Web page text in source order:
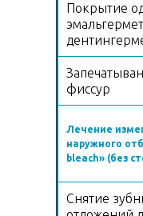
Покрытие
фиссур
Лечение
наружного
bleach» (без
Снятие